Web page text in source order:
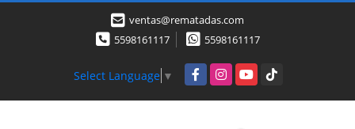
ventas@rematadas.com
5598161117
5598161117
Select Language ▼ FacebookInstagramYouTubeTikTok